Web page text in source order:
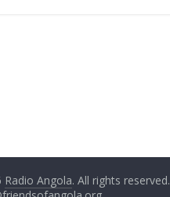
Radio Angola. All rights reserved.